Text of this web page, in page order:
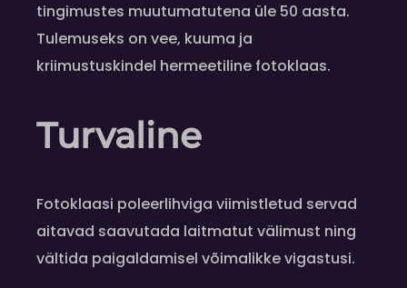
tingimustes muutumatutena üle 50 aasta.
Tulemuseks on vee, kuuma ja
kriimustuskindel hermeetiline fotoklaas.
Turvaline
Fotoklaasi poleerlihviga viimistletud servad
aitavad saavutada laitmatut välimust ning
vältida paigaldamisel võimalikke vigastusi.